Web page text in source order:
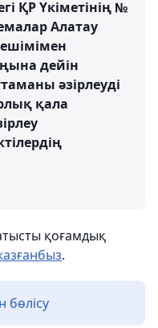
ҚР Үкіметінің №
Алатау
дейін
әзірлеуді
қала
қоғамдық
.
бөлісу